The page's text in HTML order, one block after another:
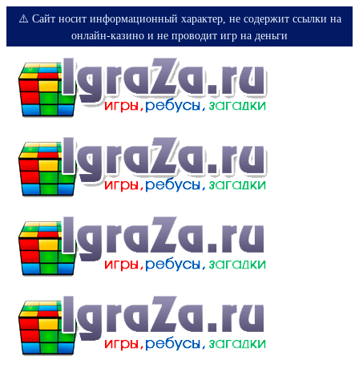
⚠️ Сайт носит информационный характер, не содержит ссылки на
онлайн-казино и не проводит игр на деньги